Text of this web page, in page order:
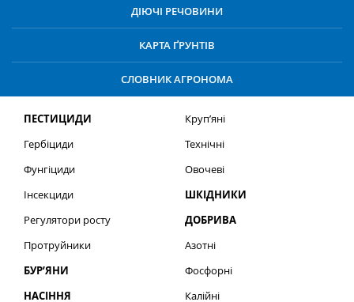
ДІЮЧІ РЕЧОВИНИ
КАРТА ҐРУНТІВ
СЛОВНИК АГРОНОМА
ПЕСТИЦИДИ
Гербіциди
Фунгіциди
Інсекциди
Регулятори росту
Протруйники
БУР’ЯНИ
НАСІННЯ
Круп’яні
Технічні
Овочеві
ШКІДНИКИ
ДОБРИВА
Азотні
Фосфорні
Калійні